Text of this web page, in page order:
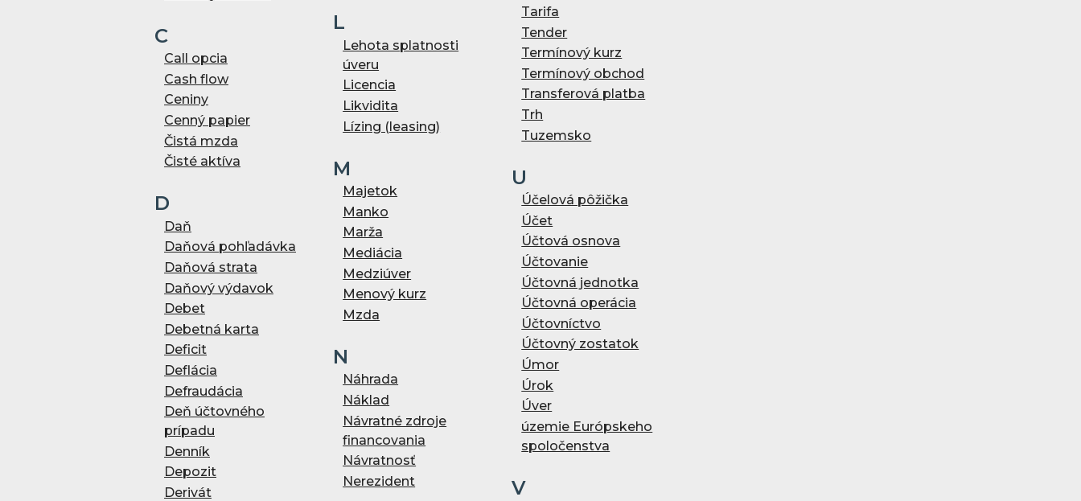
C
Call opcia
Cash flow
Ceniny
Cenný papier
Čistá mzda
Čisté aktíva
D
Daň
Daňová pohľadávka
Daňová strata
Daňový výdavok
Debet
Debetná karta
Deficit
Deflácia
Defraudácia
Deň účtovného
prípadu
Denník
Depozit
Derivát
L
Lehota splatnosti
úveru
Licencia
Likvidita
Lízing (leasing)
M
Majetok
Manko
Marža
Mediácia
Medziúver
Menový kurz
Mzda
N
Náhrada
Náklad
Návratné zdroje
financovania
Návratnosť
Nerezident
Tarifa
Tender
Termínový kurz
Termínový obchod
Transferová platba
Trh
Tuzemsko
U
Účelová pôžička
Účet
Účtová osnova
Účtovanie
Účtovná jednotka
Účtovná operácia
Účtovníctvo
Účtovný zostatok
Úmor
Úrok
Úver
územie Európskeho
spoločenstva
V